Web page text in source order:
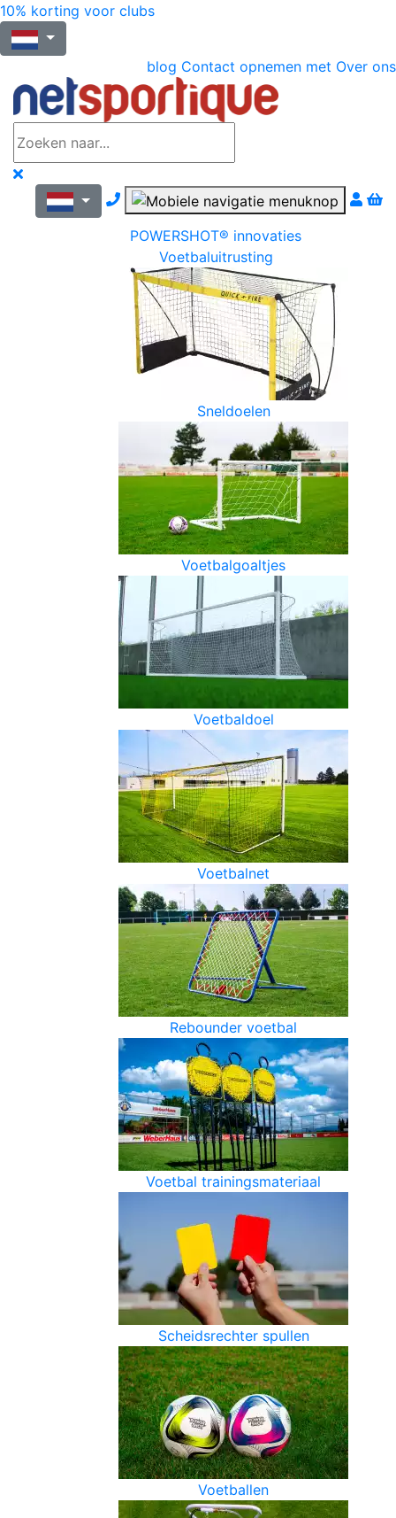
10% korting voor clubs
blog Contact opnemen met Over ons
Nous contacter par téléphone
POWERSHOT® innovaties
Voetbaluitrusting
Sneldoelen
Voetbalgoaltjes
Voetbaldoel
Voetbalnet
Rebounder voetbal
Voetbal trainingsmateriaal
Scheidsrechter spullen
Voetballen